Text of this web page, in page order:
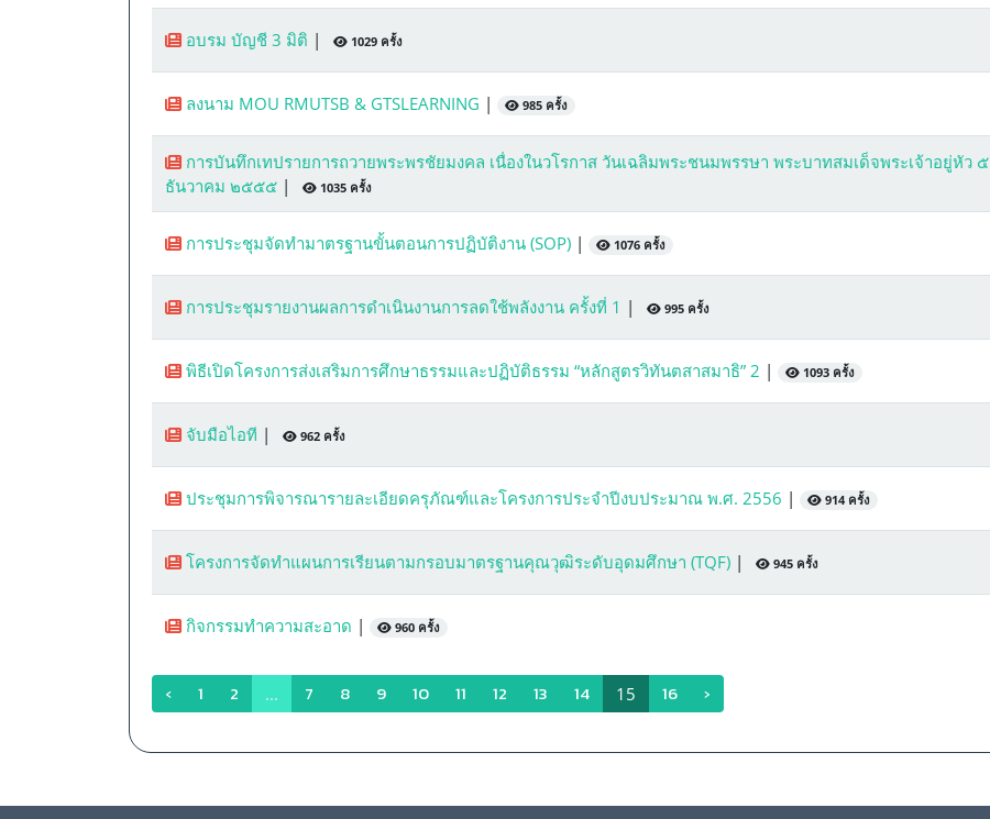
อบรม บัญชี 3 มิติ | 1029 ครั้ง
ลงนาม MOU RMUTSB & GTSLEARNING | 985 ครั้ง
การบันทึกเทปรายการถวายพระพรชัยมงคล เนื่องในวโรกาส วันเฉลิมพระชนมพรรษา พระบาทสมเด็จพระเจ้าอยู่หัว ๕
ธันวาคม ๒๕๕๕ | 1035 ครั้ง
การประชุมจัดทำมาตรฐานขั้นตอนการปฏิบัติงาน (SOP) | 1076 ครั้ง
การประชุมรายงานผลการดำเนินงานการลดใช้พลังงาน ครั้งที่ 1 | 995 ครั้ง
พิธีเปิดโครงการส่งเสริมการศึกษาธรรมและปฏิบัติธรรม “หลักสูตรวิทันตสาสมาธิ” 2 | 1093 ครั้ง
จับมือไอที | 962 ครั้ง
ประชุมการพิจารณารายละเอียดครุภัณฑ์และโครงการประจำปีงบประมาณ พ.ศ. 2556 | 914 ครั้ง
โครงการจัดทำแผนการเรียนตามกรอบมาตรฐานคุณวุฒิระดับอุดมศึกษา (TQF) | 945 ครั้ง
กิจกรรมทำความสะอาด | 960 ครั้ง
‹ 1 2 ... 7 8 9 10 11 12 13 14 15 16 ›